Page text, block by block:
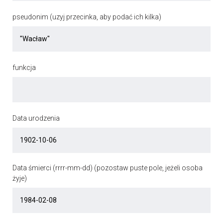
pseudonim (uzyj przecinka, aby podać ich kilka)
funkcja
Data urodzenia
Data śmierci (rrrr-mm-dd) (pozostaw puste pole, jeżeli osoba
żyje)